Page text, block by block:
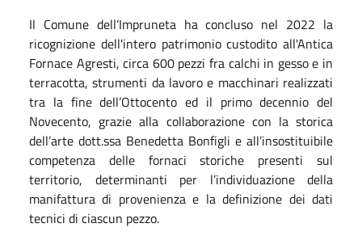
Il Comune dell’Impruneta ha concluso nel 2022 la
ricognizione dell'intero patrimonio custodito all'Antica
Fornace Agresti, circa 600 pezzi fra calchi in gesso e in
terracotta, strumenti da lavoro e macchinari realizzati
tra la fine dell’Ottocento ed il primo decennio del
Novecento, grazie alla collaborazione con la storica
dell’arte dott.ssa Benedetta Bonfigli e all’insostituibile
competenza delle fornaci storiche presenti sul
territorio, determinanti per l’individuazione della
manifattura di provenienza e la definizione dei dati
tecnici di ciascun pezzo.